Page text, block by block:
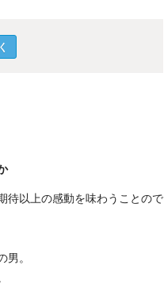
待以上の感動を味わうことので
。